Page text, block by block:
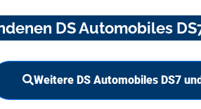
DS Automobiles
Weitere DS Automobiles DS7